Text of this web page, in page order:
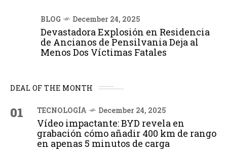
BLOG December 24, 2025
Devastadora Explosión en Residencia
de Ancianos de Pensilvania Deja al
Menos Dos Víctimas Fatales
DEAL OF THE MONTH
01 TECNOLOGÍA December 24, 2025
Vídeo impactante: BYD revela en
grabación cómo añadir 400 km de rango
en apenas 5 minutos de carga